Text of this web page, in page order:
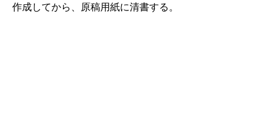
作成してから、原稿用紙に清書する。